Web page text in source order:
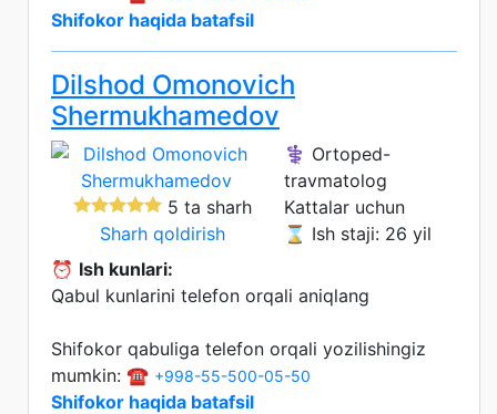
Shifokor haqida batafsil
Dilshod Omonovich
Shermukhamedov
5 ta sharh
Sharh qoldirish
⚕️ Ortoped-
travmatolog
Kattalar uchun
⌛ Ish staji: 26 yil
⏰ Ish kunlari:
Qabul kunlarini telefon orqali aniqlang
Shifokor qabuliga telefon orqali yozilishingiz
mumkin: ☎️ +998-55-500-05-50
Shifokor haqida batafsil